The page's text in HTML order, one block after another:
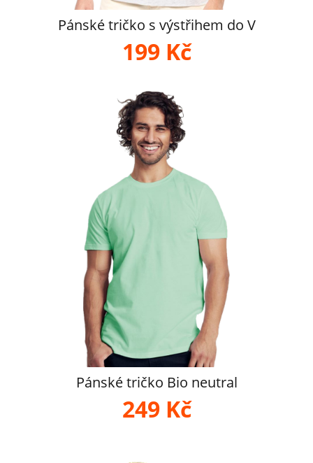
Pánské tričko s výstřihem do V
199 Kč
Pánské tričko Bio neutral
249 Kč